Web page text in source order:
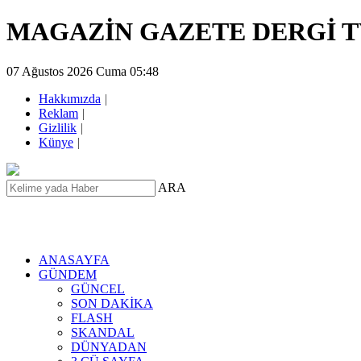
MAGAZİN GAZETE DERGİ
07 Ağustos 2026 Cuma 05:48
Hakkımızda |
Reklam |
Gizlilik |
Künye |
ARA
ANASAYFA
GÜNDEM
GÜNCEL
SON DAKİKA
FLASH
SKANDAL
DÜNYADAN